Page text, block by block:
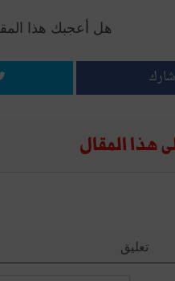
هل أعجبك هذا
شارك
هذا المقال
تعليق